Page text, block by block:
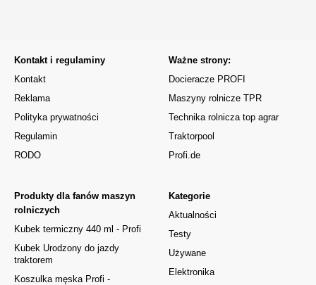
Kontakt i regulaminy
Kontakt
Reklama
Polityka prywatności
Regulamin
RODO
Kategorie
Aktualności
Testy
Używane
Elektronika
Produkty dla fanów maszyn
rolniczych
Kubek termiczny 440 ml - Profi
Kubek Urodzony do jazdy
traktorem
Koszulka męska Profi -
Ważne strony:
Docieracze PROFI
Maszyny rolnicze TPR
Technika rolnicza top agrar
Traktorpool
Profi.de